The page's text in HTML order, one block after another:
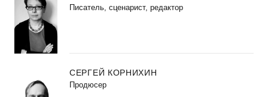
Писатель, сценарист, редактор
СЕРГЕЙ КОРНИХИН
Продюсер